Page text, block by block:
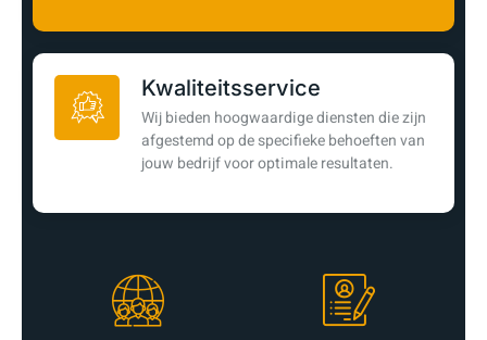
Kwaliteitsservice
Wij bieden hoogwaardige diensten die zijn
afgestemd op de specifieke behoeften van
jouw bedrijf voor optimale resultaten.